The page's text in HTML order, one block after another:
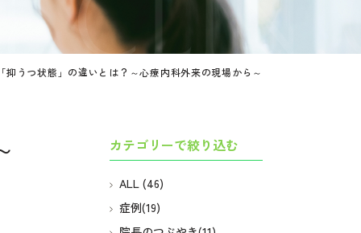
診断書
抑うつ状態」の違いとは？～心療内科外来の現場から～
カテゴリーで絞り込む
ALL (46)
症例(19)